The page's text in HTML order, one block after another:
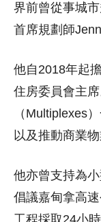
界前曾從事城
首席規劃師
他自2018年起
住房委員會主
（Multiplexes
以及推動商業
他亦曾支持為
倡議嘉甸拿高